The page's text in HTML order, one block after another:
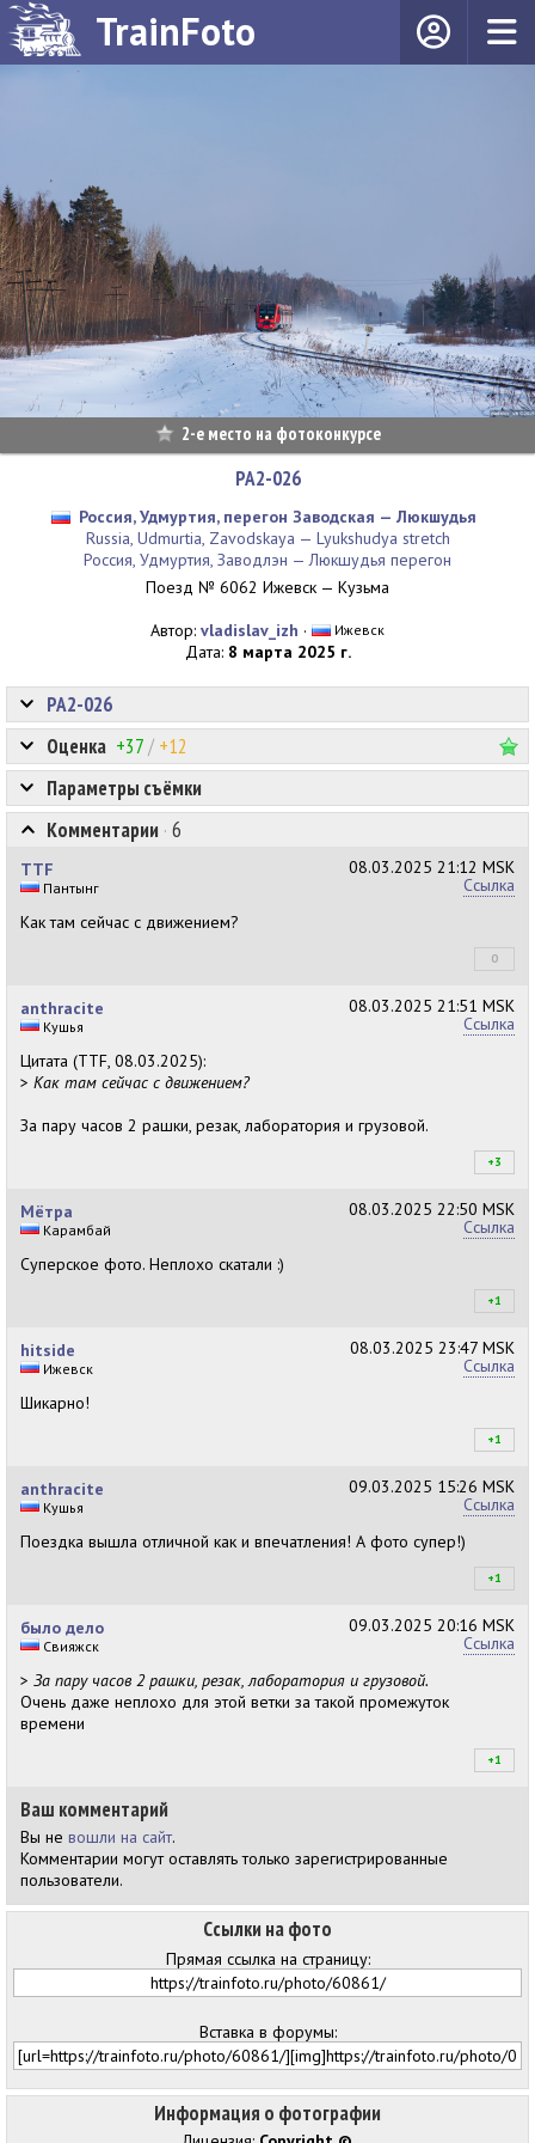
TrainFoto
2-е место на фотоконкурсе
РА2-026
Россия, Удмуртия, перегон Заводская — Люкшудья
Russia, Udmurtia, Zavodskaya — Lyukshudya stretch
Россия, Удмуртия, Заводлэн — Люкшудья перегон
Поезд № 6062 Ижевск — Кузьма
Автор: vladislav_izh · Ижевск
Дата: 8 марта 2025 г.
Информация о фотографии
Оценка +37/ +12
Ссылки на фото
Прямая ссылка на страницу:
Вставка в форумы:
РА2-026
Параметры съёмки
Комментарии · 6
08.03.2025 21:12 MSK
Ссылка
TTF
Пантынг
Как там сейчас с движением?
0
08.03.2025 21:51 MSK
Ссылка
anthracite
Кушья
Цитата (TTF, 08.03.2025):
> Как там сейчас с движением?
За пару часов 2 рашки, резак, лаборатория и грузовой.
+3
08.03.2025 22:50 MSK
Ссылка
Мётра
Карамбай
Суперское фото. Неплохо скатали :)
+1
08.03.2025 23:47 MSK
Ссылка
hitside
Ижевск
Шикарно!
+1
09.03.2025 15:26 MSK
Ссылка
anthracite
Кушья
Поездка вышла отличной как и впечатления! А фото супер!)
+1
09.03.2025 20:16 MSK
Ссылка
было дело
Свияжск
> За пару часов 2 рашки, резак, лаборатория и грузовой.
Очень даже неплохо для этой ветки за такой промежуток
времени
+1
Ваш комментарий
Вы не вошли на сайт.
Комментарии могут оставлять только зарегистрированные
пользователи.